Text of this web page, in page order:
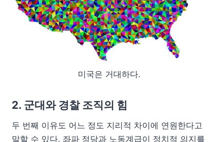
미국은 거대하다.
2. 군대와 경찰 조직의 힘
두 번째 이유도 어느 정도 지리적 차이에 연원한다고
말할 수 있다. 좌파 정당과 노동계급이 정치적 의지를